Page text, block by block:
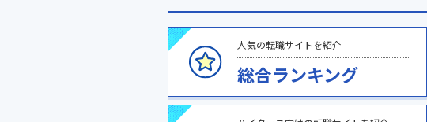
人気の転職サイトを紹介
総合ランキング